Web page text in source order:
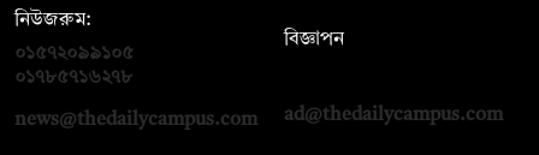
নিউজরুম:
০১৫৭২০৯৯১০৫
০১৭৮৫৭১৬২৭৮
news@thedailycampus.com
বিজ্ঞাপন
ad@thedailycampus.com